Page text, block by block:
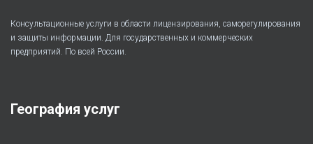
Консультационные услуги в области лицензирования, саморегулирования
и защиты информации. Для государственных и коммерческих
предприятий. По всей России.
География услуг